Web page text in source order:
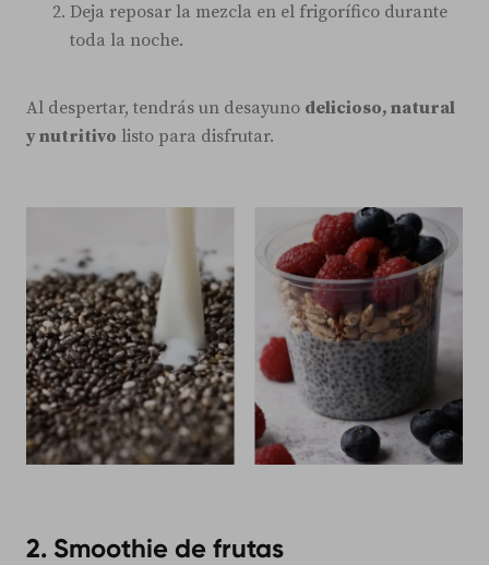
Deja reposar la mezcla en el frigorífico durante
toda la noche.
Al despertar, tendrás un desayuno delicioso, natural
y nutritivo listo para disfrutar.
2. Smoothie de frutas